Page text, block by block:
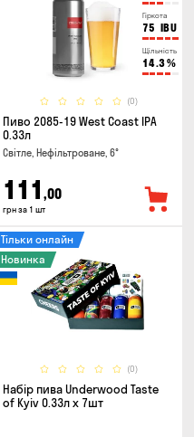
Гіркота
75 IBU
Щільність
14.3%
(0)
Пиво 2085-19 West Coast IPA
0.33л
Світле, Нефільтроване, 6°
111 ,00
грн за 1 шт
(0)
Тільки онлайн
Новинка
Набір пива Underwood Taste
of Kyiv 0.33л x 7шт